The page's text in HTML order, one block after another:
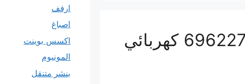
تبديل بطاريات سيارات الواحة 69622745 كهربائي
ارفف
اصباغ
اكسس بوينت
المونيوم
بنشر متنقل